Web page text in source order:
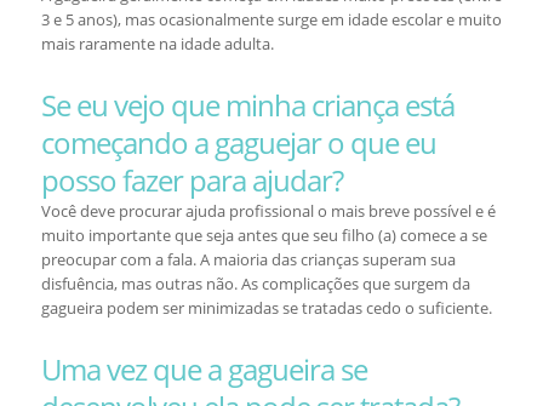
3 e 5 anos), mas ocasionalmente surge em idade escolar e muito
mais raramente na idade adulta.
Se eu vejo que minha criança está
começando a gaguejar o que eu
posso fazer para ajudar?
Você deve procurar ajuda profissional o mais breve possível e é
muito importante que seja antes que seu filho (a) comece a se
preocupar com a fala. A maioria das crianças superam sua
disfuência, mas outras não. As complicações que surgem da
gagueira podem ser minimizadas se tratadas cedo o suficiente.
Uma vez que a gagueira se